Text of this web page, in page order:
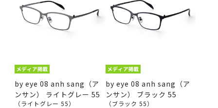
by eye 08 anh sang（ア
ンサン） ライトグレー 55
（ライトグレー 55）
by eye 08 anh sang（ア
ンサン） ブラック 55
（ブラック 55）